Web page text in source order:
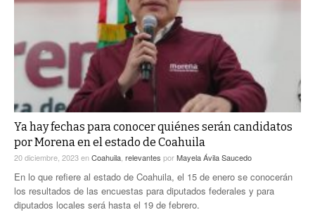
Ya hay fechas para conocer quiénes serán candidatos
por Morena en el estado de Coahuila
20 diciembre, 2023enCoahuila, relevantes porMayela Ávila Saucedo
En lo que refiere al estado de Coahuila, el 15 de enero se conocerán
los resultados de las encuestas para diputados federales y para
diputados locales será hasta el 19 de febrero.